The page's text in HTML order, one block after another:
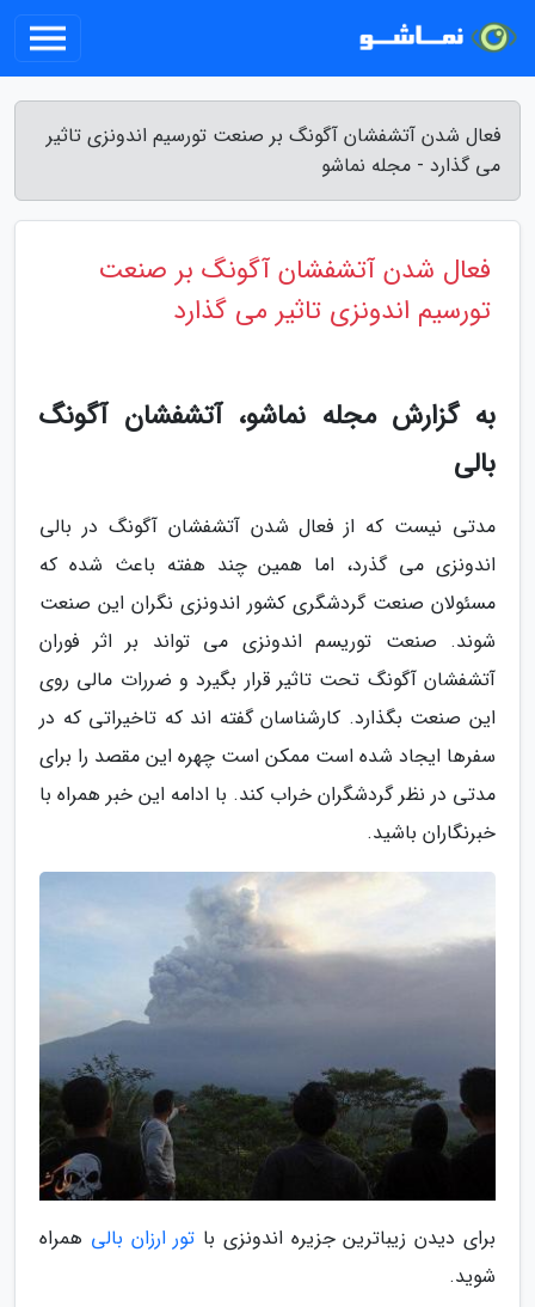
فعال شدن آتشفشان آگونگ بر صنعت تورسیم اندونزی تاثیر
می گذارد - مجله نماشو
فعال شدن آتشفشان آگونگ بر صنعت
تورسیم اندونزی تاثیر می گذارد
به گزارش مجله نماشو، آتشفشان آگونگ
بالی
مدتی نیست که از فعال شدن آتشفشان آگونگ در بالی
اندونزی می گذرد، اما همین چند هفته باعث شده که
مسئولان صنعت گردشگری کشور اندونزی نگران این صنعت
شوند. صنعت توریسم اندونزی می تواند بر اثر فوران
آتشفشان آگونگ تحت تاثیر قرار بگیرد و ضررات مالی روی
این صنعت بگذارد. کارشناسان گفته اند که تاخیراتی که در
سفرها ایجاد شده است ممکن است چهره این مقصد را برای
مدتی در نظر گردشگران خراب کند. با ادامه این خبر همراه با
خبرنگاران باشید.
برای دیدن زیباترین جزیره اندونزی با تور ارزان بالی همراه
شوید.